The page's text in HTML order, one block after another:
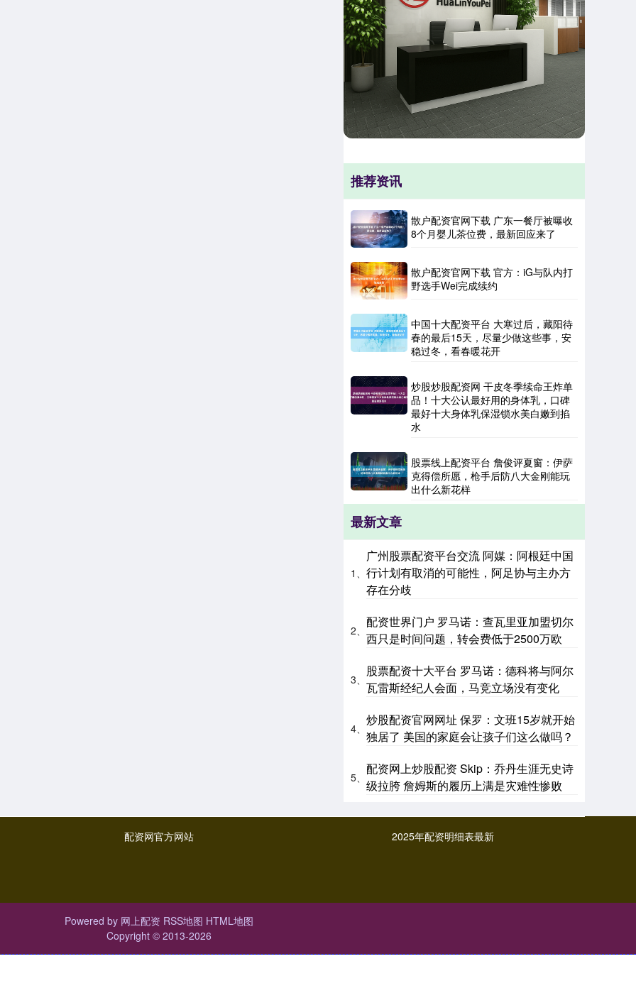
推荐资讯
散户配资官网下载 广东一餐厅被曝收
8个月婴儿茶位费，最新回应来了
散户配资官网下载 官方：iG与队内打
野选手Wei完成续约
中国十大配资平台 大寒过后，藏阳待
春的最后15天，尽量少做这些事，安
稳过冬，看春暖花开
炒股炒股配资网 干皮冬季续命王炸单
品！十大公认最好用的身体乳，口碑
最好十大身体乳保湿锁水美白嫩到掐
水
股票线上配资平台 詹俊评夏窗：伊萨
克得偿所愿，枪手后防八大金刚能玩
出什么新花样
最新文章
1、
广州股票配资平台交流 阿媒：阿根廷中国
行计划有取消的可能性，阿足协与主办方
存在分歧
2、
配资世界门户 罗马诺：查瓦里亚加盟切尔
西只是时间问题，转会费低于2500万欧
3、
股票配资十大平台 罗马诺：德科将与阿尔
瓦雷斯经纪人会面，马竞立场没有变化
4、
炒股配资官网网址 保罗：文班15岁就开始
独居了 美国的家庭会让孩子们这么做吗？
5、
配资网上炒股配资 Skip：乔丹生涯无史诗
级拉胯 詹姆斯的履历上满是灾难性惨败
配资网官方网站 2025年配资明细表最新
Powered by 网上配资 RSS地图 HTML地图
Copyright © 2013-2026